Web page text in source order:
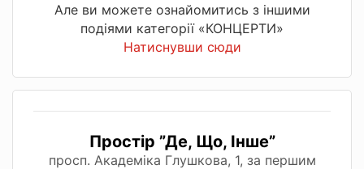
Але ви можете ознайомитись з іншими
подіями категорії «КОНЦЕРТИ»
Натиснувши сюди
Простір ”Де, Що, Інше”
просп. Академіка Глушкова, 1, за першим